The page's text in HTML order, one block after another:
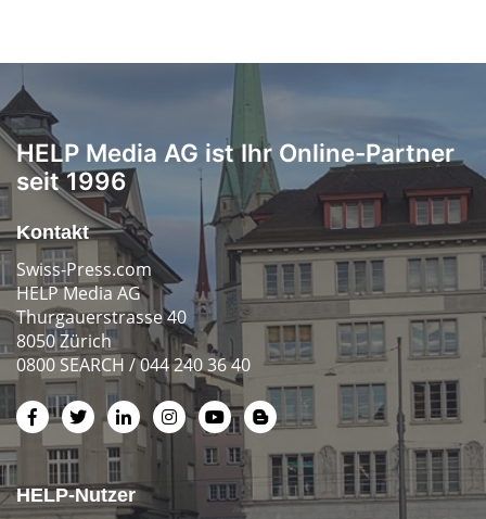
HELP Media AG ist Ihr Online-Partner
seit 1996
Kontakt
Swiss-Press.com
HELP Media AG
Thurgauerstrasse 40
8050 Zürich
0800 SEARCH / 044 240 36 40
HELP-Nutzer